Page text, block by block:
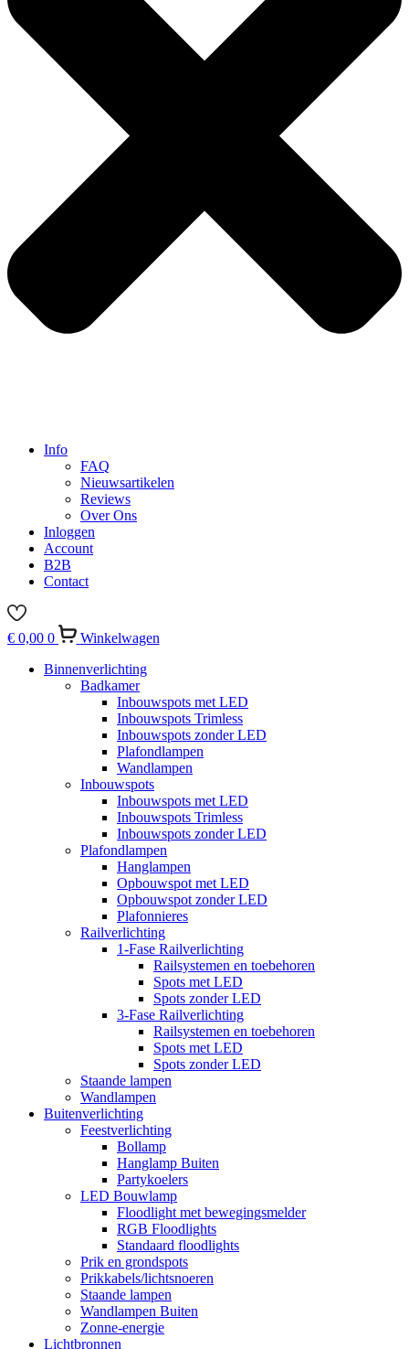
Info
FAQ
Nieuwsartikelen
Reviews
Over Ons
Inloggen
Account
B2B
Contact
€ 0,00 0
Winkelwagen
Binnenverlichting
Badkamer
Inbouwspots met LED
Inbouwspots Trimless
Inbouwspots zonder LED
Plafondlampen
Wandlampen
Inbouwspots
Inbouwspots met LED
Inbouwspots Trimless
Inbouwspots zonder LED
Plafondlampen
Hanglampen
Opbouwspot met LED
Opbouwspot zonder LED
Plafonnieres
Railverlichting
1-Fase Railverlichting
Railsystemen en toebehoren
Spots met LED
Spots zonder LED
3-Fase Railverlichting
Railsystemen en toebehoren
Spots met LED
Spots zonder LED
Staande lampen
Wandlampen
Buitenverlichting
Feestverlichting
Bollamp
Hanglamp Buiten
Partykoelers
LED Bouwlamp
Floodlight met bewegingsmelder
RGB Floodlights
Standaard floodlights
Prik en grondspots
Prikkabels/lichtsnoeren
Staande lampen
Wandlampen Buiten
Zonne-energie
Lichtbronnen